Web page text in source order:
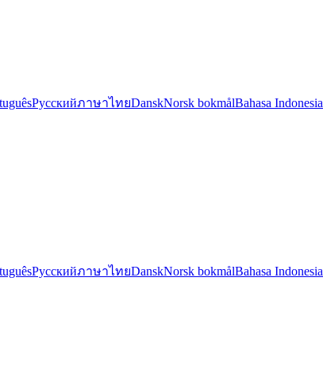
РусскийภาษาไทยDanskNorsk bokmålBahasa Indonesia
РусскийภาษาไทยDanskNorsk bokmålBahasa Indonesia